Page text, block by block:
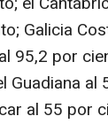
Galicia
95,2 por
Guadiana al
al 55 por